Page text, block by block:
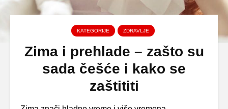
KATEGORIJE ZDRAVLJE
Zima i prehlade – zašto su
sada češće i kako se
zaštititi